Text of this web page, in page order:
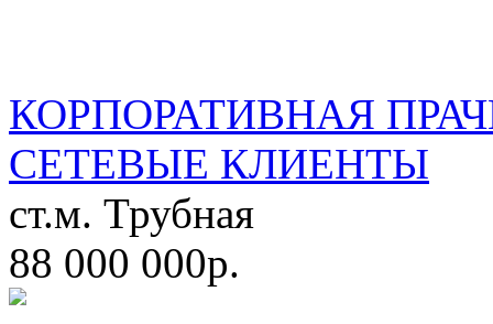
КОРПОРАТИВНАЯ
СЕТЕВЫЕ КЛИЕНТЫ
ст.м. Трубная
88 000 000р.